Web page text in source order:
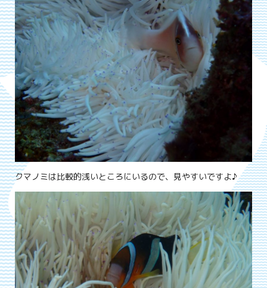
クマノミは比較的浅いところにいるので、見やすいですよ♪